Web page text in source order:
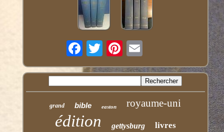
grand bible easton royaume-uni
édition gettysburg livres